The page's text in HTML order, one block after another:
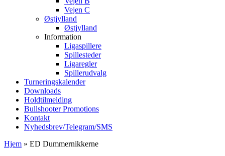
Vejen C
Østjylland
Østjylland
Information
Ligaspillere
Spillesteder
Ligaregler
Spillerudvalg
Turneringskalender
Downloads
Holdtilmelding
Bullshooter Promotions
Kontakt
Nyhedsbrev/Telegram/SMS
Hjem » ED Dummernikkerne